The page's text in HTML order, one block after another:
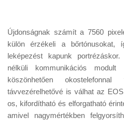
Újdonságnak számít a 7560
külön érzékeli a bőrtónusokat,
leképezést kapunk
nélküli kommunikációs
köszönhetően
távvezérelhetővé is válhat az
os, kifordítható és elforgatható
amivel nagymértékben